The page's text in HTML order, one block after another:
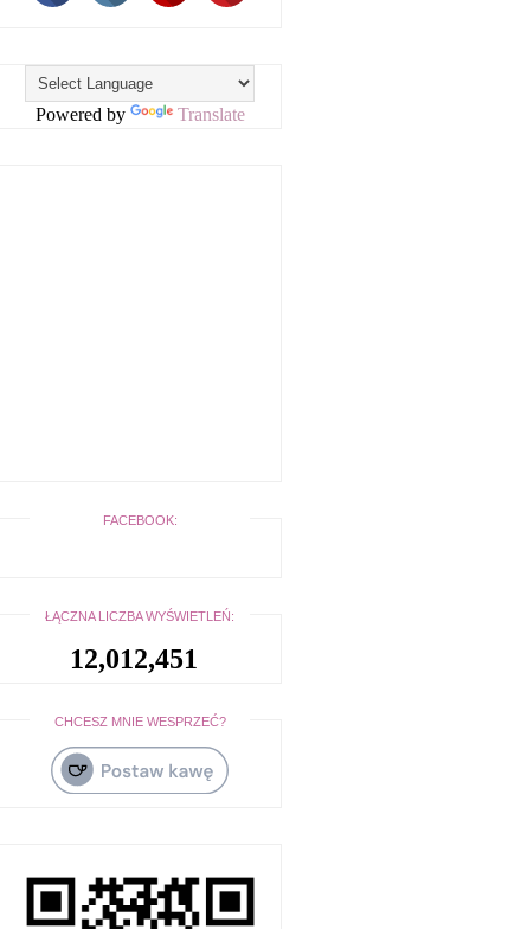
Powered by Translate
FACEBOOK:
ŁĄCZNA LICZBA WYŚWIETLEŃ:
12,012,451
CHCESZ MNIE WESPRZEĆ?